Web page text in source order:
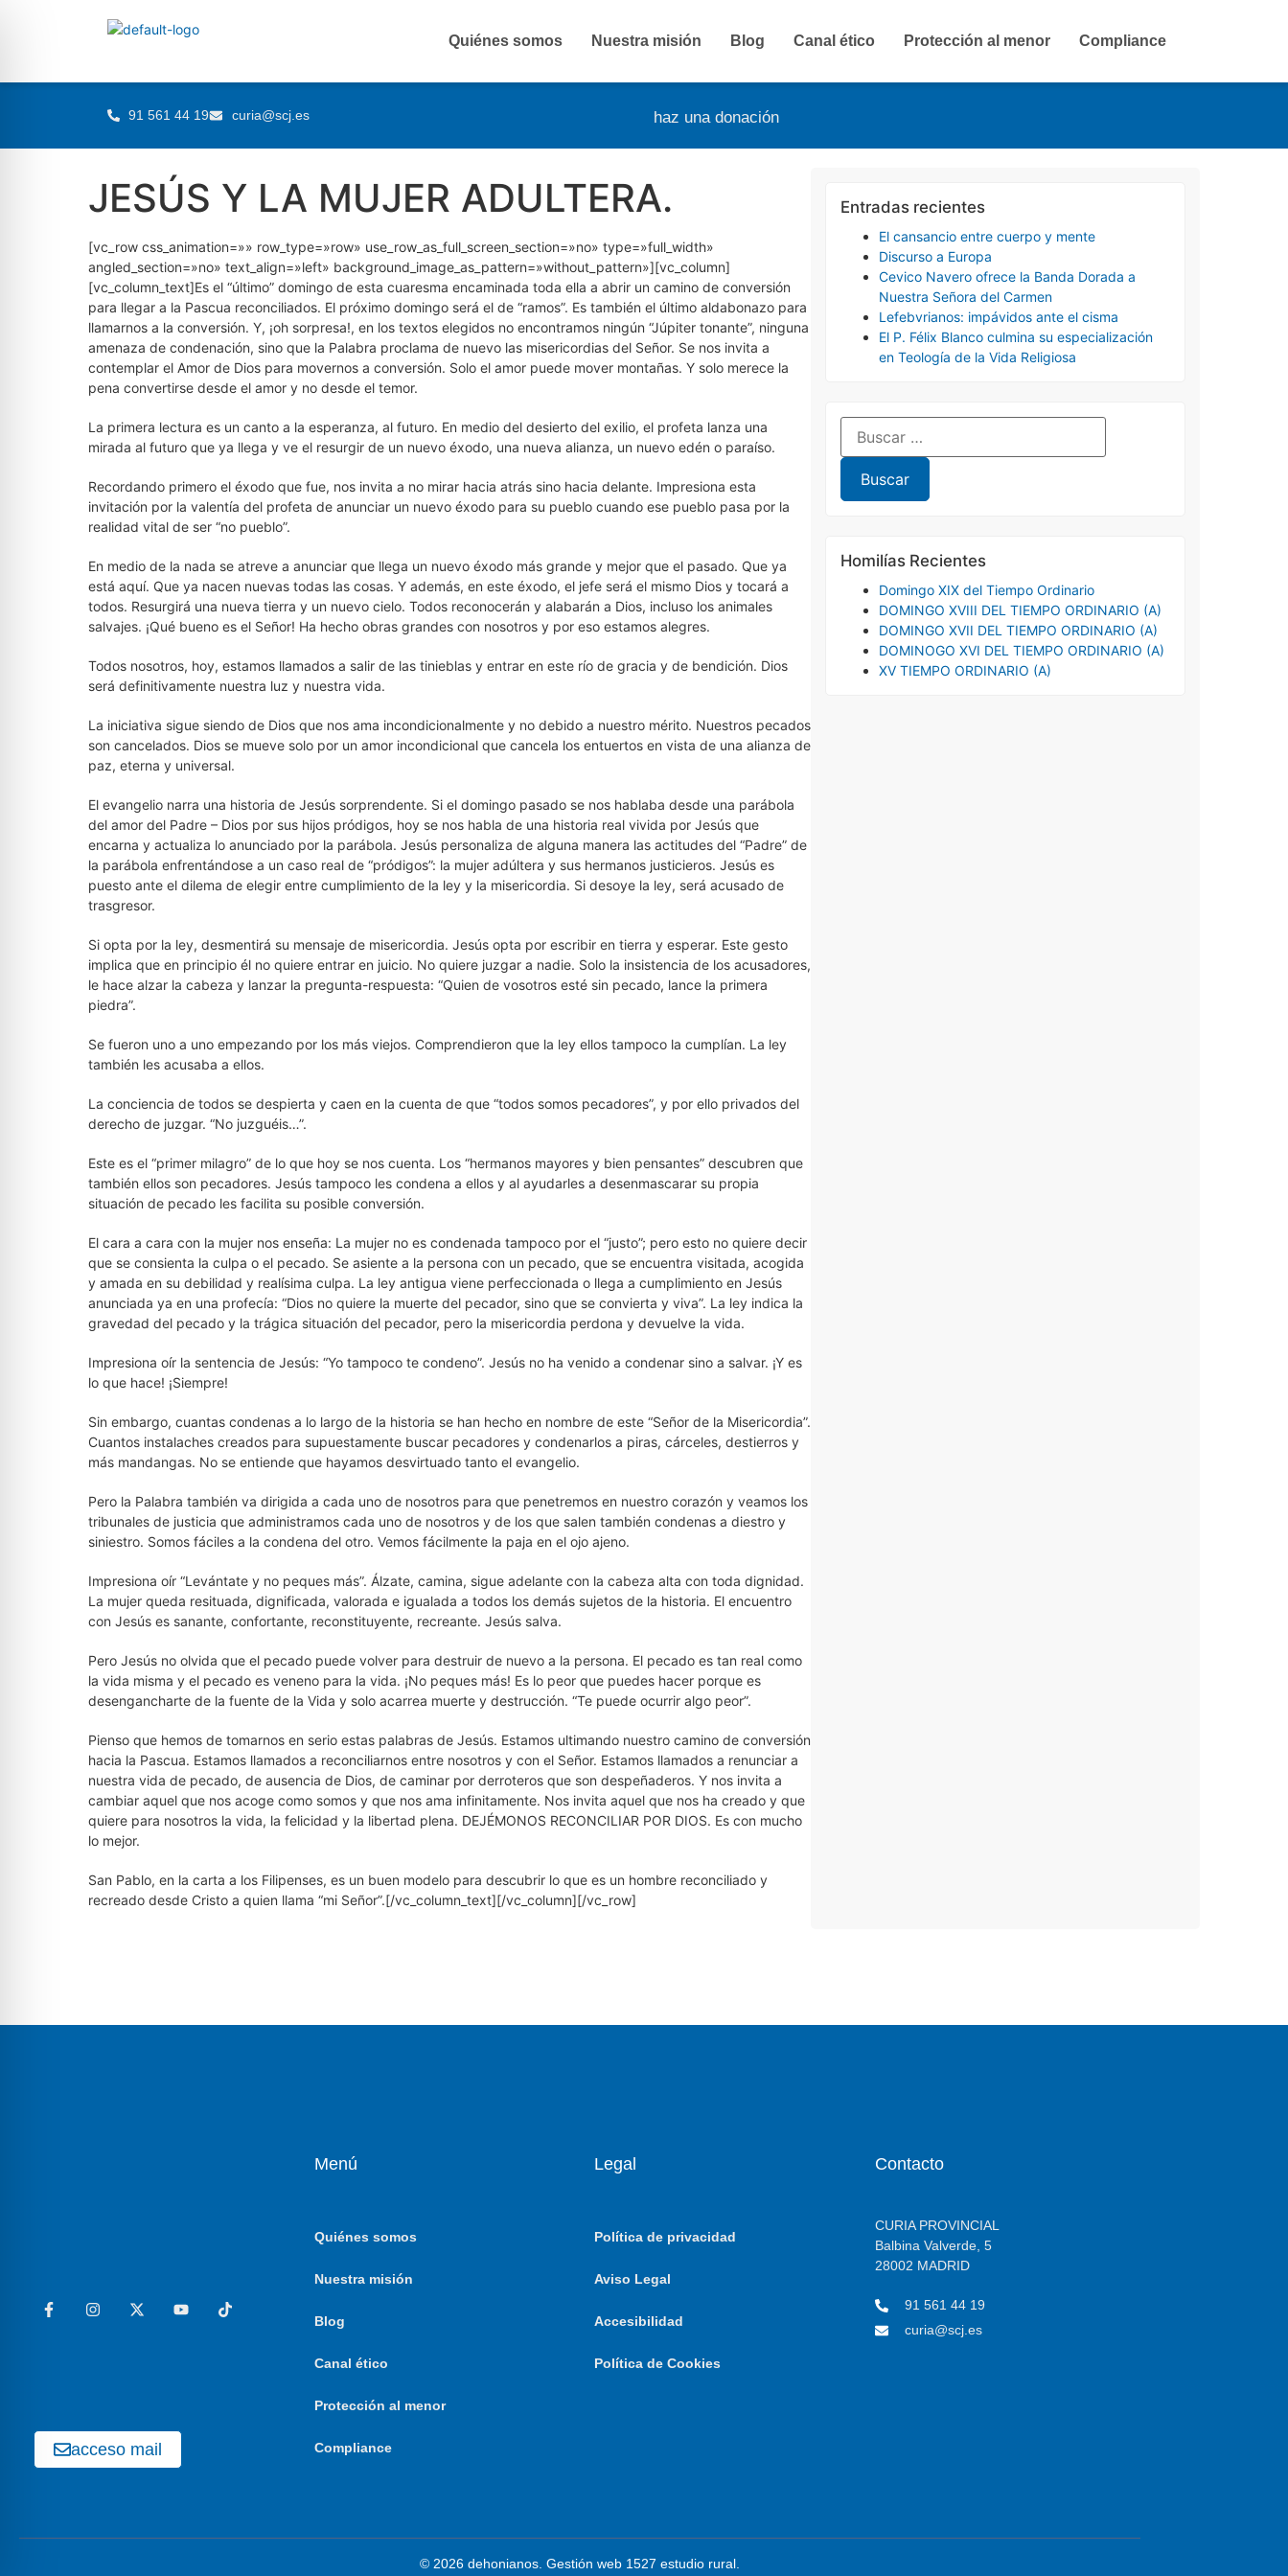
91 561 44 19 curia@scj.es haz una donación
Quiénes somos Nuestra misión Blog Canal ético Protección al menor Compliance
JESÚS Y LA MUJER ADULTERA.
[vc_row css_animation=»» row_type=»row» use_row_as_full_screen_section=»no» type=»full_width»
angled_section=»no» text_align=»left» background_image_as_pattern=»without_pattern»][vc_column]
[vc_column_text]Es el “último” domingo de esta cuaresma encaminada toda ella a abrir un camino de conversión
para llegar a la Pascua reconciliados. El próximo domingo será el de “ramos”. Es también el último aldabonazo para
llamarnos a la conversión. Y, ¡oh sorpresa!, en los textos elegidos no encontramos ningún “Júpiter tonante”, ninguna
amenaza de condenación, sino que la Palabra proclama de nuevo las misericordias del Señor. Se nos invita a
contemplar el Amor de Dios para movernos a conversión. Solo el amor puede mover montañas. Y solo merece la
pena convertirse desde el amor y no desde el temor.
La primera lectura es un canto a la esperanza, al futuro. En medio del desierto del exilio, el profeta lanza una
mirada al futuro que ya llega y ve el resurgir de un nuevo éxodo, una nueva alianza, un nuevo edén o paraíso.
Recordando primero el éxodo que fue, nos invita a no mirar hacia atrás sino hacia delante. Impresiona esta
invitación por la valentía del profeta de anunciar un nuevo éxodo para su pueblo cuando ese pueblo pasa por la
realidad vital de ser “no pueblo”.
En medio de la nada se atreve a anunciar que llega un nuevo éxodo más grande y mejor que el pasado. Que ya
está aquí. Que ya nacen nuevas todas las cosas. Y además, en este éxodo, el jefe será el mismo Dios y tocará a
todos. Resurgirá una nueva tierra y un nuevo cielo. Todos reconocerán y alabarán a Dios, incluso los animales
salvajes. ¡Qué bueno es el Señor! Ha hecho obras grandes con nosotros y por eso estamos alegres.
Todos nosotros, hoy, estamos llamados a salir de las tinieblas y entrar en este río de gracia y de bendición. Dios
será definitivamente nuestra luz y nuestra vida.
La iniciativa sigue siendo de Dios que nos ama incondicionalmente y no debido a nuestro mérito. Nuestros pecados
son cancelados. Dios se mueve solo por un amor incondicional que cancela los entuertos en vista de una alianza de
paz, eterna y universal.
El evangelio narra una historia de Jesús sorprendente. Si el domingo pasado se nos hablaba desde una parábola
del amor del Padre – Dios por sus hijos pródigos, hoy se nos habla de una historia real vivida por Jesús que
encarna y actualiza lo anunciado por la parábola. Jesús personaliza de alguna manera las actitudes del “Padre” de
la parábola enfrentándose a un caso real de “pródigos”: la mujer adúltera y sus hermanos justicieros. Jesús es
puesto ante el dilema de elegir entre cumplimiento de la ley y la misericordia. Si desoye la ley, será acusado de
trasgresor.
Si opta por la ley, desmentirá su mensaje de misericordia. Jesús opta por escribir en tierra y esperar. Este gesto
implica que en principio él no quiere entrar en juicio. No quiere juzgar a nadie. Solo la insistencia de los acusadores,
le hace alzar la cabeza y lanzar la pregunta-respuesta: “Quien de vosotros esté sin pecado, lance la primera
piedra”.
Se fueron uno a uno empezando por los más viejos. Comprendieron que la ley ellos tampoco la cumplían. La ley
también les acusaba a ellos.
La conciencia de todos se despierta y caen en la cuenta de que “todos somos pecadores”, y por ello privados del
derecho de juzgar. “No juzguéis…”.
Este es el “primer milagro” de lo que hoy se nos cuenta. Los “hermanos mayores y bien pensantes” descubren que
también ellos son pecadores. Jesús tampoco les condena a ellos y al ayudarles a desenmascarar su propia
situación de pecado les facilita su posible conversión.
El cara a cara con la mujer nos enseña: La mujer no es condenada tampoco por el “justo”; pero esto no quiere decir
que se consienta la culpa o el pecado. Se asiente a la persona con un pecado, que se encuentra visitada, acogida
y amada en su debilidad y realísima culpa. La ley antigua viene perfeccionada o llega a cumplimiento en Jesús
anunciada ya en una profecía: “Dios no quiere la muerte del pecador, sino que se convierta y viva”. La ley indica la
gravedad del pecado y la trágica situación del pecador, pero la misericordia perdona y devuelve la vida.
Impresiona oír la sentencia de Jesús: “Yo tampoco te condeno”. Jesús no ha venido a condenar sino a salvar. ¡Y es
lo que hace! ¡Siempre!
Sin embargo, cuantas condenas a lo largo de la historia se han hecho en nombre de este “Señor de la Misericordia”.
Cuantos instalaches creados para supuestamente buscar pecadores y condenarlos a piras, cárceles, destierros y
más mandangas. No se entiende que hayamos desvirtuado tanto el evangelio.
Pero la Palabra también va dirigida a cada uno de nosotros para que penetremos en nuestro corazón y veamos los
tribunales de justicia que administramos cada uno de nosotros y de los que salen también condenas a diestro y
siniestro. Somos fáciles a la condena del otro. Vemos fácilmente la paja en el ojo ajeno.
Impresiona oír “Levántate y no peques más”. Álzate, camina, sigue adelante con la cabeza alta con toda dignidad.
La mujer queda resituada, dignificada, valorada e igualada a todos los demás sujetos de la historia. El encuentro
con Jesús es sanante, confortante, reconstituyente, recreante. Jesús salva.
Pero Jesús no olvida que el pecado puede volver para destruir de nuevo a la persona. El pecado es tan real como
la vida misma y el pecado es veneno para la vida. ¡No peques más! Es lo peor que puedes hacer porque es
desengancharte de la fuente de la Vida y solo acarrea muerte y destrucción. “Te puede ocurrir algo peor”.
Pienso que hemos de tomarnos en serio estas palabras de Jesús. Estamos ultimando nuestro camino de conversión
hacia la Pascua. Estamos llamados a reconciliarnos entre nosotros y con el Señor. Estamos llamados a renunciar a
nuestra vida de pecado, de ausencia de Dios, de caminar por derroteros que son despeñaderos. Y nos invita a
cambiar aquel que nos acoge como somos y que nos ama infinitamente. Nos invita aquel que nos ha creado y que
quiere para nosotros la vida, la felicidad y la libertad plena. DEJÉMONOS RECONCILIAR POR DIOS. Es con mucho
lo mejor.
San Pablo, en la carta a los Filipenses, es un buen modelo para descubrir lo que es un hombre reconciliado y
recreado desde Cristo a quien llama “mi Señor”.[/vc_column_text][/vc_column][/vc_row]
Entradas recientes
El cansancio entre cuerpo y mente
Discurso a Europa
Cevico Navero ofrece la Banda Dorada a
Nuestra Señora del Carmen
Lefebvrianos: impávidos ante el cisma
El P. Félix Blanco culmina su especialización
en Teología de la Vida Religiosa
Homilías Recientes
Domingo XIX del Tiempo Ordinario
DOMINGO XVIII DEL TIEMPO ORDINARIO (A)
DOMINGO XVII DEL TIEMPO ORDINARIO (A)
DOMINOGO XVI DEL TIEMPO ORDINARIO (A)
XV TIEMPO ORDINARIO (A)
acceso mail
Menú
Quiénes somos
Nuestra misión
Blog
Canal ético
Protección al menor
Compliance
Legal
Política de privacidad
Aviso Legal
Accesibilidad
Política de Cookies
Contacto
CURIA PROVINCIAL
Balbina Valverde, 5
28002 MADRID
91 561 44 19
curia@scj.es
© 2026 dehonianos. Gestión web 1527 estudio rural.